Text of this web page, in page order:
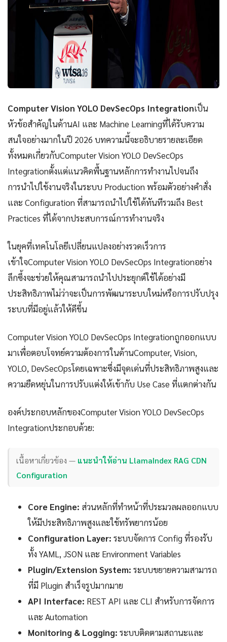
Computer Vision YOLO DevSecOps Integrationเป็น
หัวข้อสำคัญในด้านAI และ Machine Learningที่ได้รับความ
สนใจอย่างมากในปี 2026 บทความนี้จะอธิบายรายละเอียด
ทั้งหมดเกี่ยวกับComputer Vision YOLO DevSecOps
Integrationตั้งแต่แนวคิดพื้นฐานหลักการทำงานไปจนถึง
การนำไปใช้งานจริงในระบบ Production พร้อมตัวอย่างคำสั่ง
และ Configuration ที่สามารถนำไปใช้ได้ทันทีรวมถึง Best
Practices ที่ได้จากประสบการณ์การทำงานจริง
ในยุคที่เทคโนโลยีเปลี่ยนแปลงอย่างรวดเร็วการ
เข้าใจComputer Vision YOLO DevSecOps Integrationอย่าง
ลึกซึ้งจะช่วยให้คุณสามารถนำไปประยุกต์ใช้ได้อย่างมี
ประสิทธิภาพไม่ว่าจะเป็นการพัฒนาระบบใหม่หรือการปรับปรุง
ระบบที่มีอยู่แล้วให้ดีขึ้น
Computer Vision YOLO DevSecOps Integrationถูกออกแบบ
มาเพื่อตอบโจทย์ความต้องการในด้านComputer, Vision,
YOLO, DevSecOpsโดยเฉพาะซึ่งมีจุดเด่นที่ประสิทธิภาพสูงและ
ความยืดหยุ่นในการปรับแต่งให้เข้ากับ Use Case ที่แตกต่างกัน
องค์ประกอบหลักของComputer Vision YOLO DevSecOps
Integrationประกอบด้วย:
เนื้อหาเกี่ยวข้อง — แนะนำให้อ่าน LlamaIndex RAG CDN
Configuration
Core Engine: ส่วนหลักที่ทำหน้าที่ประมวลผลออกแบบ
ให้มีประสิทธิภาพสูงและใช้ทรัพยากรน้อย
Configuration Layer: ระบบจัดการ Config ที่รองรับ
ทั้ง YAML, JSON และ Environment Variables
Plugin/Extension System: ระบบขยายความสามารถ
ที่มี Plugin สำเร็จรูปมากมาย
API Interface: REST API และ CLI สำหรับการจัดการ
และ Automation
Monitoring & Logging: ระบบติดตามสถานะและ